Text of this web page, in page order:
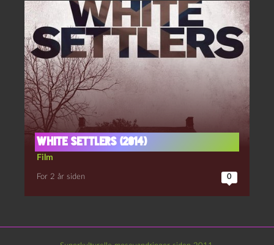
White settlers (2014)
Film
For 2 år siden 0